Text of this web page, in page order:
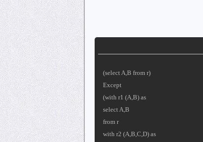
(select A,B from r)
Except
(with r1 (A,B) as
select A,B
from r
with r2 (A,B,C,D) as